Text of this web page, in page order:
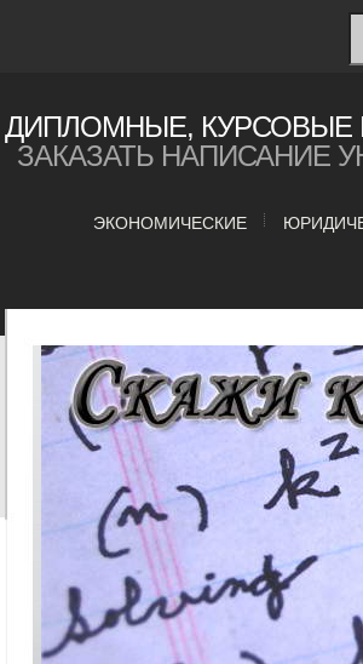
ДИПЛОМНЫЕ, КУРСОВЫЕ
ЗАКАЗАТЬ НАПИСАНИЕ
ЭКОНОМИЧЕСКИЕ